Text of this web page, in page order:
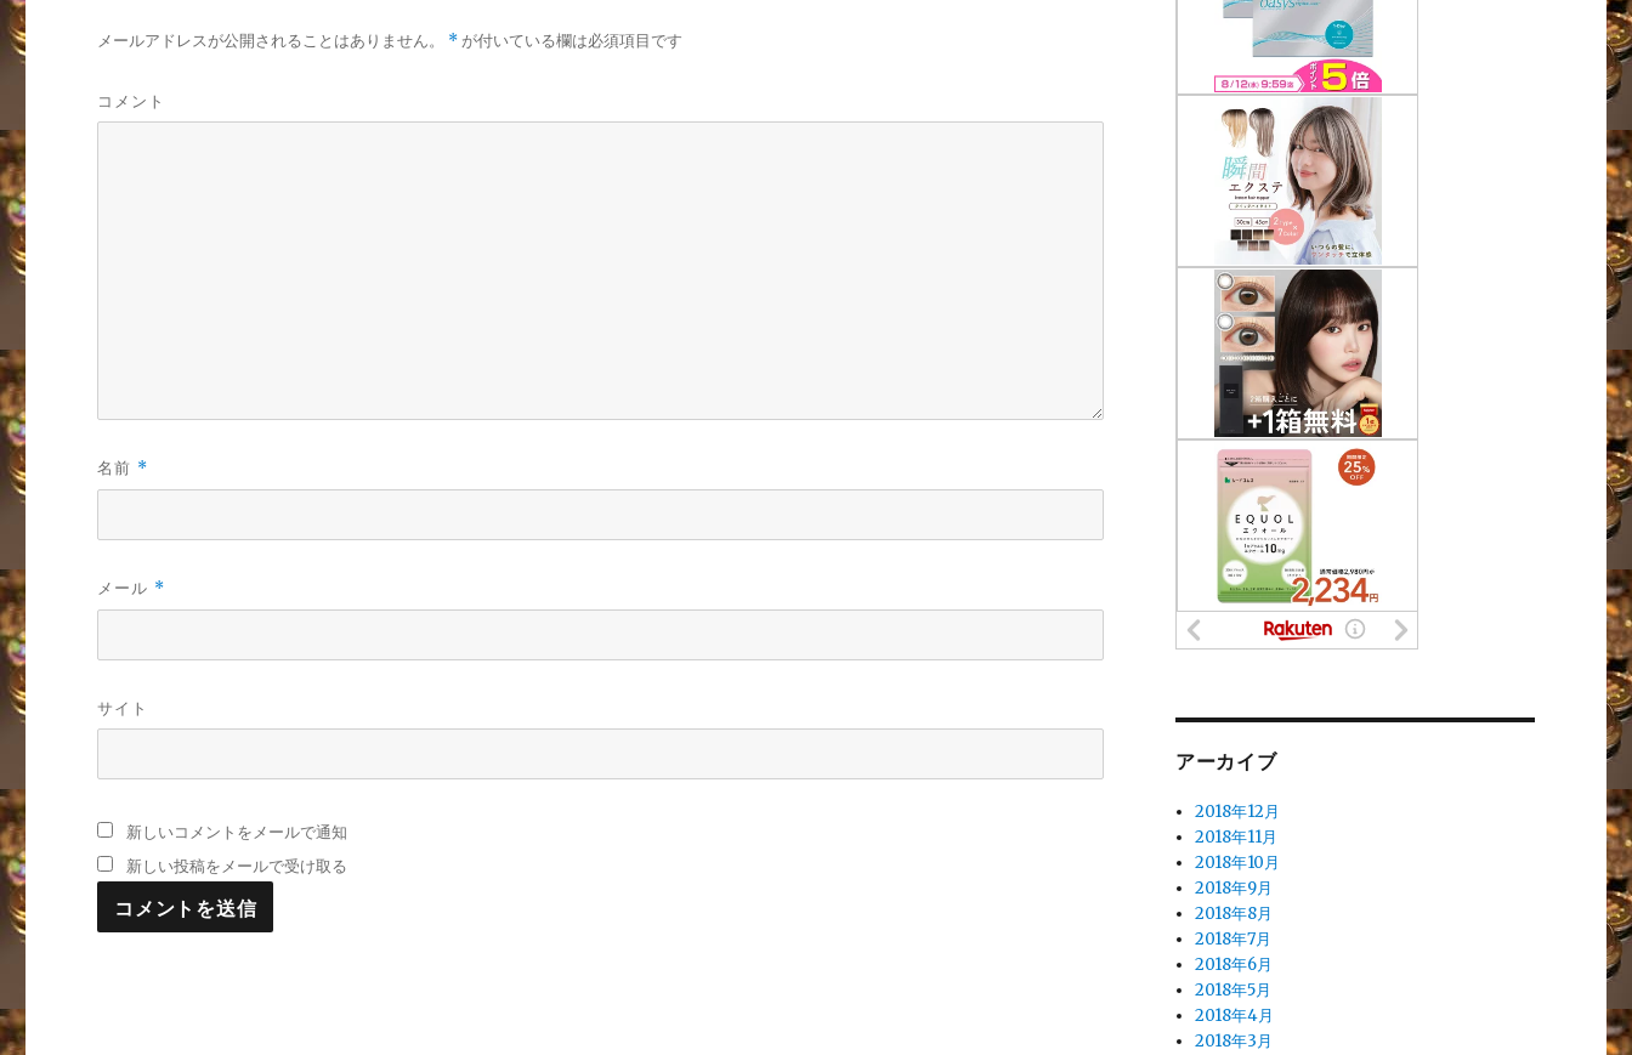
メールアドレスが公開されることはありません。 * が付いている欄は必須項目です
コメント
名前 *
メール *
サイト
新しいコメントをメールで通知
新しい投稿をメールで受け取る
アーカイブ
2018年12月
2018年11月
2018年10月
2018年9月
2018年8月
2018年7月
2018年6月
2018年5月
2018年4月
2018年3月